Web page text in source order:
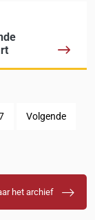
Volgende
het archief